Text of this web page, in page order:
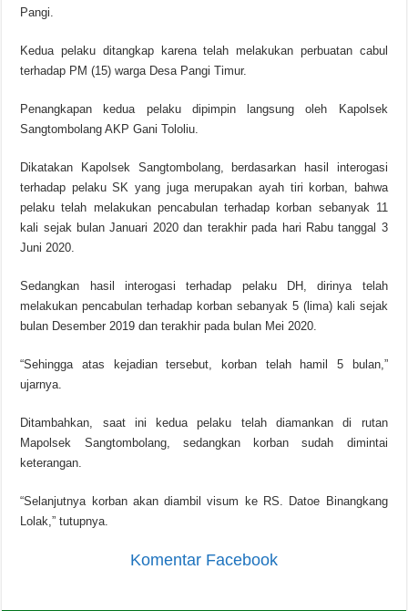
Pangi.
Kedua pelaku ditangkap karena telah melakukan perbuatan cabul
terhadap PM (15) warga Desa Pangi Timur.
Penangkapan kedua pelaku dipimpin langsung oleh Kapolsek
Sangtombolang AKP Gani Tololiu.
Dikatakan Kapolsek Sangtombolang, berdasarkan hasil interogasi
terhadap pelaku SK yang juga merupakan ayah tiri korban, bahwa
pelaku telah melakukan pencabulan terhadap korban sebanyak 11
kali sejak bulan Januari 2020 dan terakhir pada hari Rabu tanggal 3
Juni 2020.
Sedangkan hasil interogasi terhadap pelaku DH, dirinya telah
melakukan pencabulan terhadap korban sebanyak 5 (lima) kali sejak
bulan Desember 2019 dan terakhir pada bulan Mei 2020.
“Sehingga atas kejadian tersebut, korban telah hamil 5 bulan,”
ujarnya.
Ditambahkan, saat ini kedua pelaku telah diamankan di rutan
Mapolsek Sangtombolang, sedangkan korban sudah dimintai
keterangan.
“Selanjutnya korban akan diambil visum ke RS. Datoe Binangkang
Lolak,” tutupnya.
Komentar Facebook